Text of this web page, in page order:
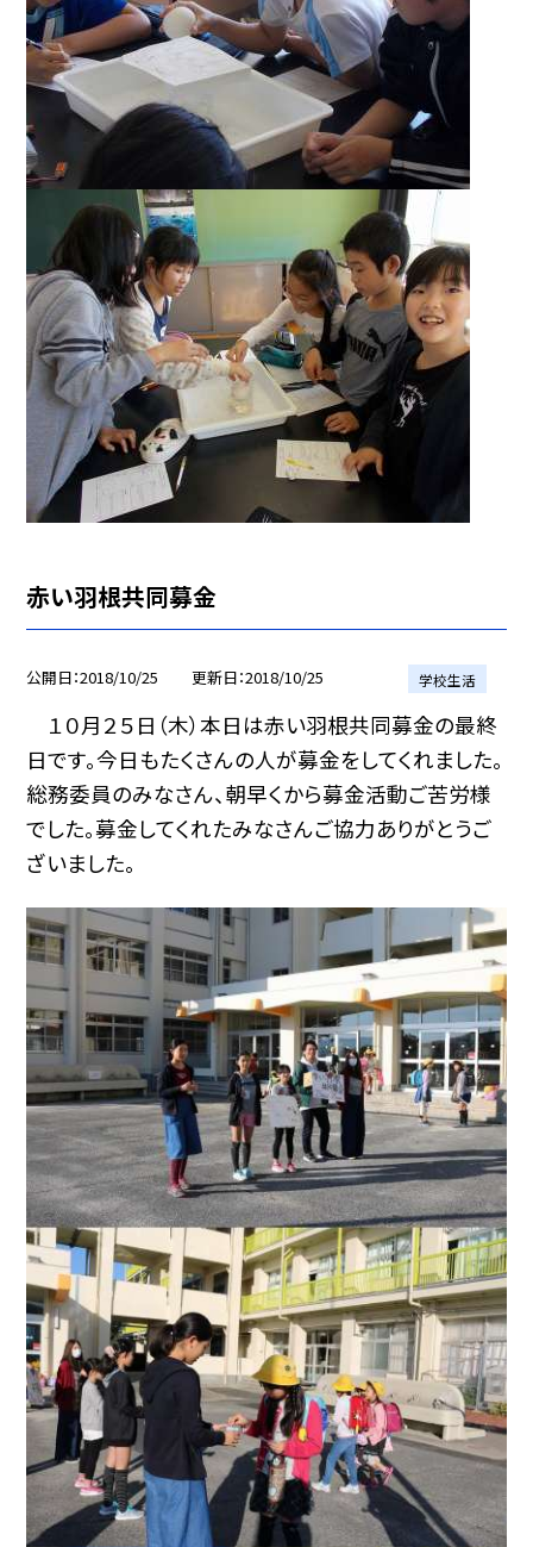
赤い羽根共同募金
公開日 2018/10/25 更新日 2018/10/25 学校生活
１０月２５日（木）本日は赤い羽根共同募金の最終
日です。今日もたくさんの人が募金をしてくれました。
総務委員のみなさん、朝早くから募金活動ご苦労様
でした。募金してくれたみなさんご協力ありがとうご
ざいました。